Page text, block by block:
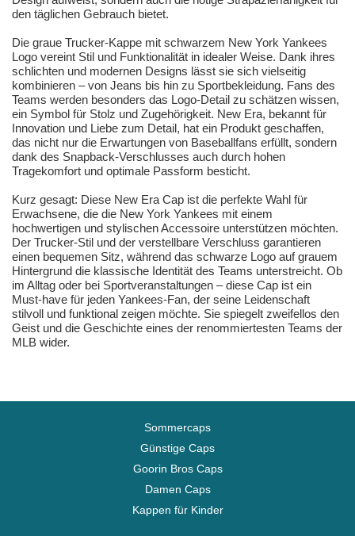
den täglichen Gebrauch bietet.
Die graue Trucker-Kappe mit schwarzem New York Yankees
Logo vereint Stil und Funktionalität in idealer Weise. Dank ihres
schlichten und modernen Designs lässt sie sich vielseitig
kombinieren – von Jeans bis hin zu Sportbekleidung. Fans des
Teams werden besonders das Logo-Detail zu schätzen wissen,
ein Symbol für Stolz und Zugehörigkeit. New Era, bekannt für
Innovation und Liebe zum Detail, hat ein Produkt geschaffen,
das nicht nur die Erwartungen von Baseballfans erfüllt, sondern
dank des Snapback-Verschlusses auch durch hohen
Tragekomfort und optimale Passform besticht.
Kurz gesagt: Diese New Era Cap ist die perfekte Wahl für
Erwachsene, die die New York Yankees mit einem
hochwertigen und stylischen Accessoire unterstützen möchten.
Der Trucker-Stil und der verstellbare Verschluss garantieren
einen bequemen Sitz, während das schwarze Logo auf grauem
Hintergrund die klassische Identität des Teams unterstreicht. Ob
im Alltag oder bei Sportveranstaltungen – diese Cap ist ein
Must-have für jeden Yankees-Fan, der seine Leidenschaft
stilvoll und funktional zeigen möchte. Sie spiegelt zweifellos den
Geist und die Geschichte eines der renommiertesten Teams der
MLB wider.
Sommercaps
Günstige Caps
Goorin Bros Caps
Damen Caps
Kappen für Kinder